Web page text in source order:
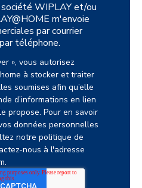
WIPLAY et/ou
m'envoie
par courrier
téléphone.
», vous autorisez
à stocker et traiter
soumises afin qu’elle
d’informations en lien
propose. Pour en savoir
données personnelles
notre politique de
nous à l'adresse